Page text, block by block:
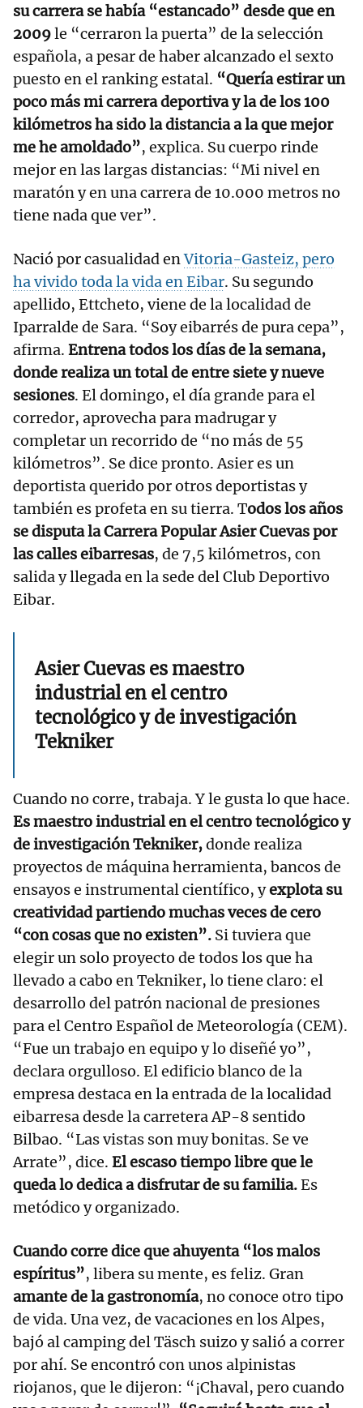
su carrera se había “estancado” desde que en
2009le “cerraron la puerta” de la selección
española, a pesar de haber alcanzado el sexto
puesto en el ranking estatal. “Quería estirar un
poco más mi carrera deportiva y la de los 100
kilómetros ha sido la distancia a la que mejor
me he amoldado”, explica. Su cuerpo rinde
mejor en las largas distancias: “Mi nivel en
maratón y en una carrera de 10.000 metros no
tiene nada que ver”.
Nació por casualidad enVitoria-Gasteiz, pero
ha vivido toda la vida enEibar. Su segundo
apellido, Ettcheto, viene de la localidad de
Iparralde de Sara. “Soy eibarrés de pura cepa”,
afirma. Entrena todos los días de la semana,
donde realiza un total de entre siete y nueve
sesiones. El domingo, el día grande para el
corredor, aprovecha para madrugar y
completar un recorrido de “no más de 55
kilómetros”. Se dice pronto. Asier es un
deportista querido por otros deportistas y
también es profeta en su tierra. Todos los años
se disputa la Carrera Popular Asier Cuevas por
las calles eibarresas, de 7,5 kilómetros, con
salida y llegada en la sede del Club Deportivo
Eibar.
Asier Cuevas es maestro
industrial en el centro
tecnológico y de investigación
Tekniker
Cuando no corre, trabaja. Y le gusta lo que hace.
Es maestro industrial en el centro tecnológico y
de investigación Tekniker,donde realiza
proyectos de máquina herramienta, bancos de
ensayos e instrumental científico, yexplota su
creatividad partiendo muchas veces de cero
“con cosas que no existen”. Si tuviera que
elegir un solo proyecto de todos los que ha
llevado a cabo en Tekniker, lo tiene claro: el
desarrollo del patrón nacional de presiones
para el Centro Español de Meteorología (CEM).
“Fue un trabajo en equipo y lo diseñé yo”,
declara orgulloso. El edificio blanco de la
empresa destaca en la entrada de la localidad
eibarresa desde la carretera AP-8 sentido
Bilbao. “Las vistas son muy bonitas. Se ve
Arrate”, dice. El escaso tiempo libre que le
queda lo dedica a disfrutar de su familia.Es
metódico y organizado.
Cuando corre dice que ahuyenta “los malos
espíritus”, libera su mente, es feliz. Gran
amante de la gastronomía, no conoce otro tipo
de vida. Una vez, de vacaciones en los Alpes,
bajó al camping del Täsch suizo y salió a correr
por ahí. Se encontró con unos alpinistas
riojanos, que le dijeron: “¡Chaval, pero cuando